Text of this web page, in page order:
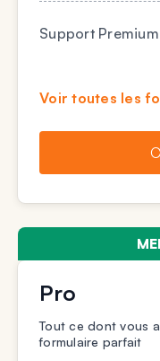
Support Premium
Voir toutes les
Pro
Tout ce dont vous
formulaire parfait